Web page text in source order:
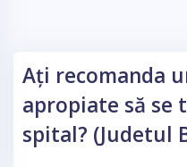
Ați recomanda
apropiate să se
spital? (Judetul